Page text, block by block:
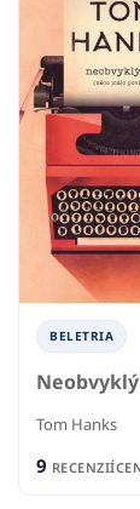
BELETRIA
Tom Hanks
9 RECENZIÍ